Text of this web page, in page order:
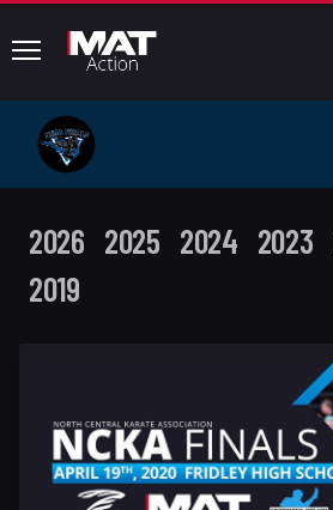
common.menu
2026 2025 2024 2023
2019